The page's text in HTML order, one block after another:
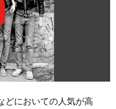
どにおいての人気が高